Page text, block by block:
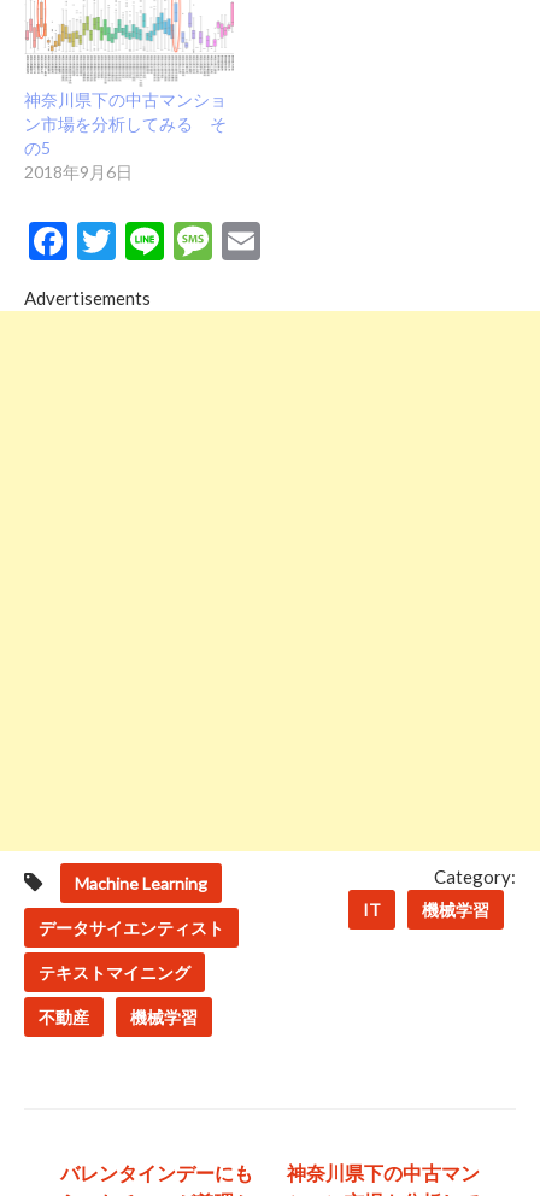
神奈川県下の中古マンショ
ン市場を分析してみる そ
の5
2018年9月6日
Facebook
Twitter
LineMessage
Advertisements
Machine Learning
データサイエンティスト
テキストマイニング
不動産 機械学習
Category:
IT 機械学習
バレンタインデーにも
神奈川県下の中古マン